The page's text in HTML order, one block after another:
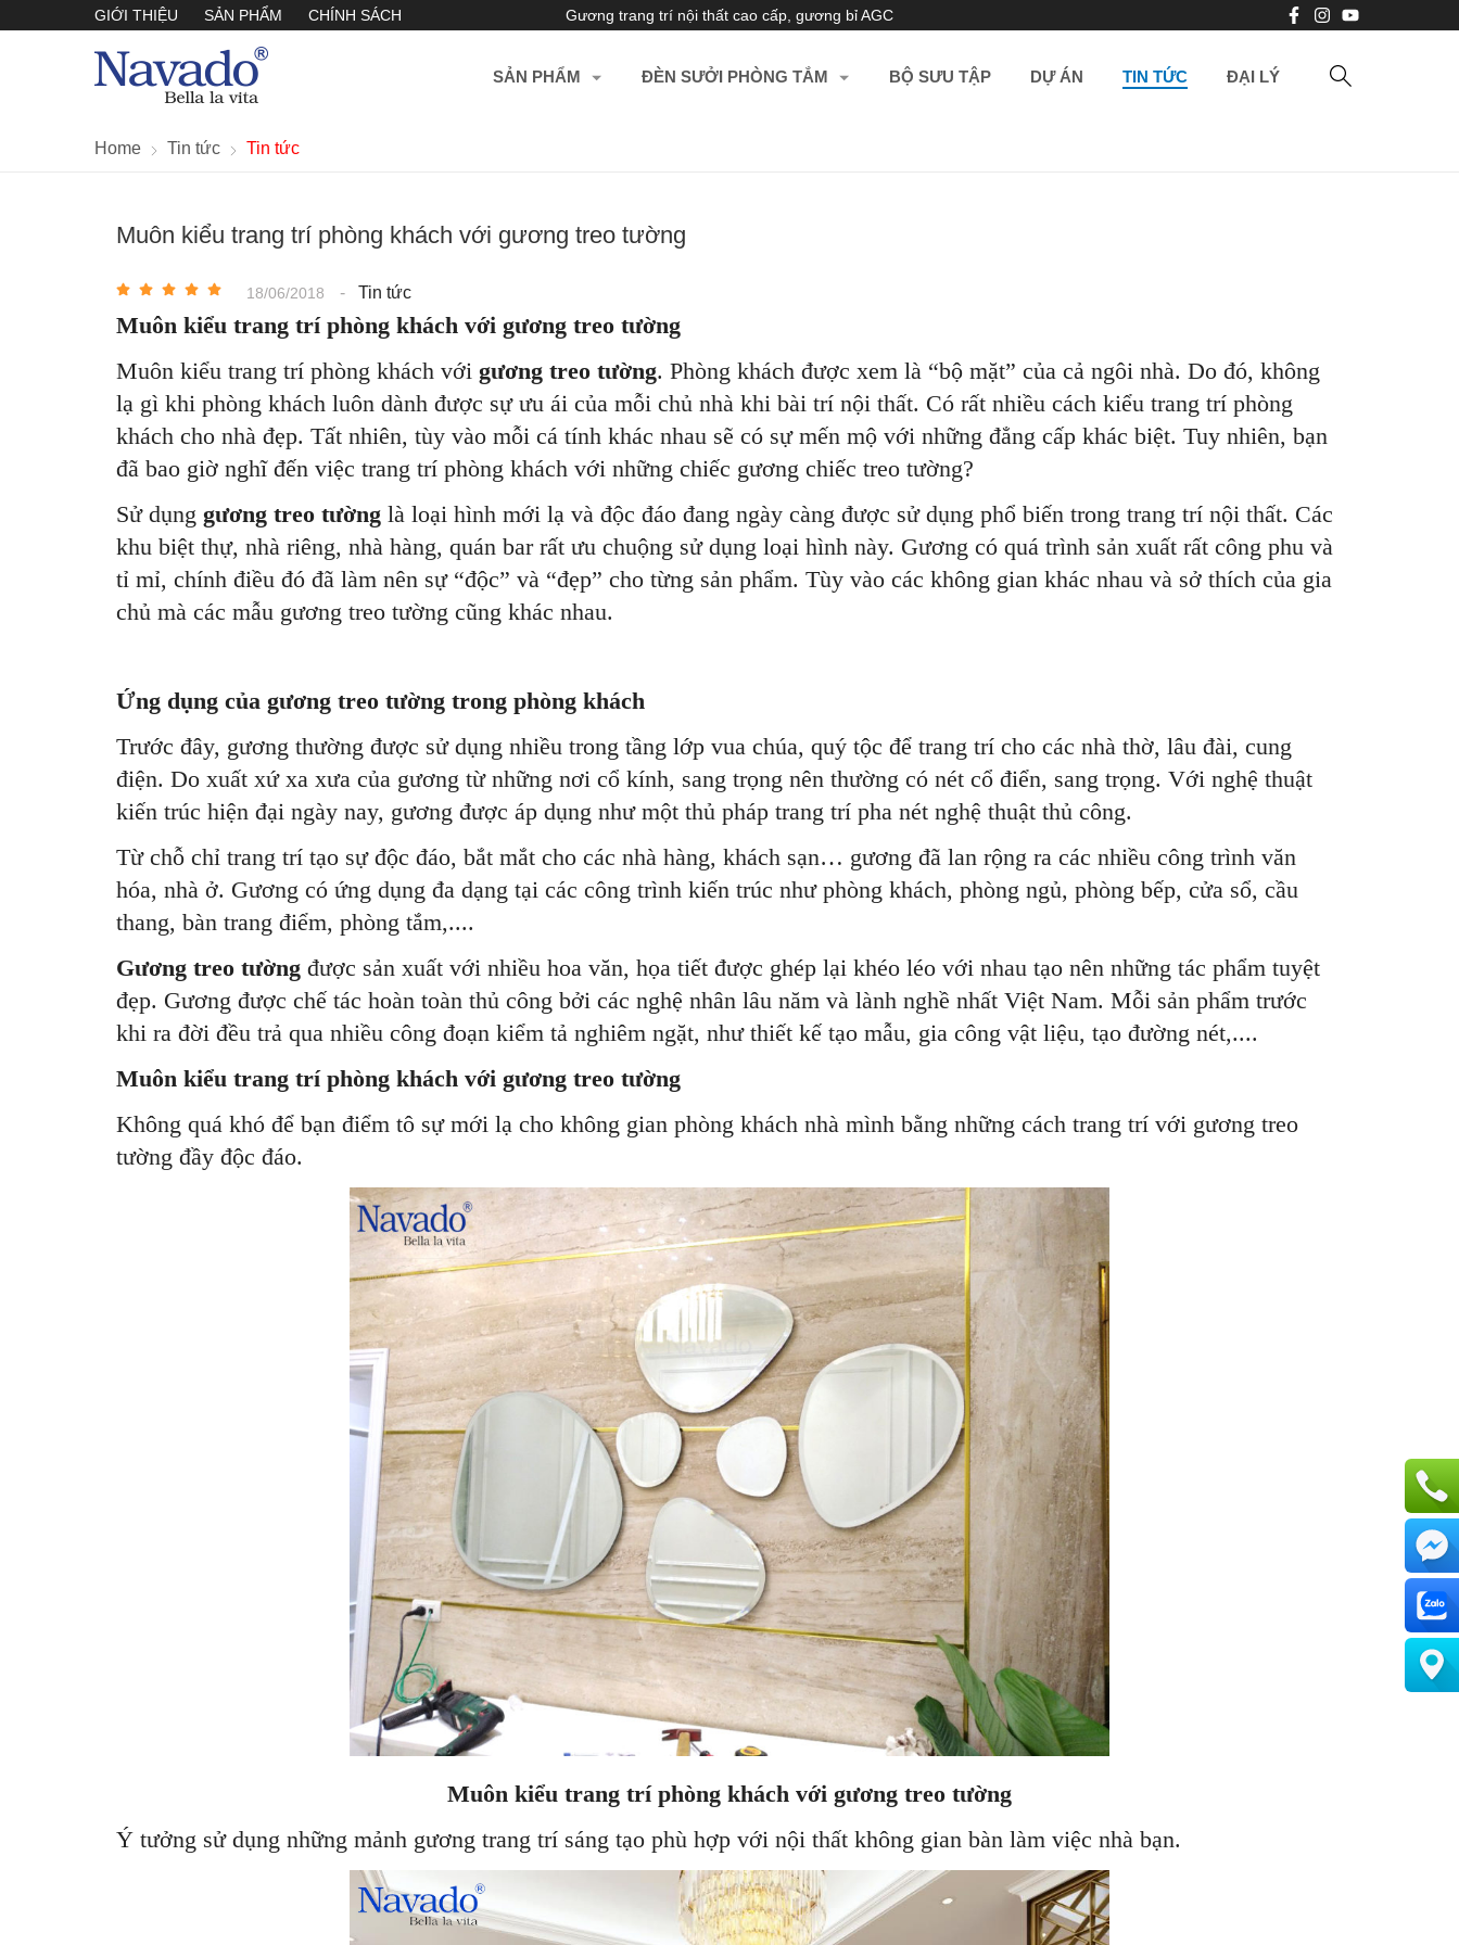
GIỚI THIỆU SẢN PHẨM CHÍNH SÁCH Gương trang trí nội thất cao cấp, gương bỉ AGC
SẢN PHẨM ĐÈN SƯỞI PHÒNG TẮM BỘ SƯU TẬP DỰ ÁN TIN TỨC ĐẠI LÝ
Home Tin tức Tin tức
Muôn kiểu trang trí phòng khách với gương treo tường
18/06/2018 - Tin tức
Muôn kiểu trang trí phòng khách với gương treo tường
Muôn kiểu trang trí phòng khách với gương treo tường. Phòng khách được xem là “bộ mặt” của cả ngôi nhà. Do đó, không
lạ gì khi phòng khách luôn dành được sự ưu ái của mỗi chủ nhà khi bài trí nội thất. Có rất nhiều cách kiểu trang trí phòng
khách cho nhà đẹp. Tất nhiên, tùy vào mỗi cá tính khác nhau sẽ có sự mến mộ với những đẳng cấp khác biệt. Tuy nhiên, bạn
đã bao giờ nghĩ đến việc trang trí phòng khách với những chiếc gương chiếc treo tường?
Sử dụng gương treo tường là loại hình mới lạ và độc đáo đang ngày càng được sử dụng phổ biến trong trang trí nội thất. Các
khu biệt thự, nhà riêng, nhà hàng, quán bar rất ưu chuộng sử dụng loại hình này. Gương có quá trình sản xuất rất công phu và
tỉ mỉ, chính điều đó đã làm nên sự “độc” và “đẹp” cho từng sản phẩm. Tùy vào các không gian khác nhau và sở thích của gia
chủ mà các mẫu gương treo tường cũng khác nhau.
Ứng dụng của gương treo tường trong phòng khách
Trước đây, gương thường được sử dụng nhiều trong tầng lớp vua chúa, quý tộc để trang trí cho các nhà thờ, lâu đài, cung
điện. Do xuất xứ xa xưa của gương từ những nơi cổ kính, sang trọng nên thường có nét cổ điển, sang trọng. Với nghệ thuật
kiến trúc hiện đại ngày nay, gương được áp dụng như một thủ pháp trang trí pha nét nghệ thuật thủ công.
Từ chỗ chỉ trang trí tạo sự độc đáo, bắt mắt cho các nhà hàng, khách sạn… gương đã lan rộng ra các nhiều công trình văn
hóa, nhà ở. Gương có ứng dụng đa dạng tại các công trình kiến trúc như phòng khách, phòng ngủ, phòng bếp, cửa sổ, cầu
thang, bàn trang điểm, phòng tắm,....
Gương treo tường được sản xuất với nhiều hoa văn, họa tiết được ghép lại khéo léo với nhau tạo nên những tác phẩm tuyệt
đẹp. Gương được chế tác hoàn toàn thủ công bởi các nghệ nhân lâu năm và lành nghề nhất Việt Nam. Mỗi sản phẩm trước
khi ra đời đều trả qua nhiều công đoạn kiểm tả nghiêm ngặt, như thiết kế tạo mẫu, gia công vật liệu, tạo đường nét,....
Muôn kiểu trang trí phòng khách với gương treo tường
Không quá khó để bạn điểm tô sự mới lạ cho không gian phòng khách nhà mình bằng những cách trang trí với gương treo
tường đầy độc đáo.
Muôn kiểu trang trí phòng khách với gương treo tường
Ý tưởng sử dụng những mảnh gương trang trí sáng tạo phù hợp với nội thất không gian bàn làm việc nhà bạn.